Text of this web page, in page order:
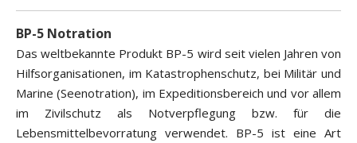
BP-5 Notration
Das weltbekannte Produkt BP-5 wird seit vielen Jahren von
Hilfsorganisationen, im Katastrophenschutz, bei Militär und
Marine (Seenotration), im Expeditionsbereich und vor allem
im Zivilschutz als Notverpflegung bzw. für die
Lebensmittelbevorratung verwendet. BP-5 ist eine Art